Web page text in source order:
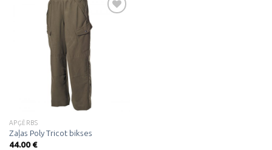
APĢĒRBS
Zaļas Poly Tricot bikses
44.00€